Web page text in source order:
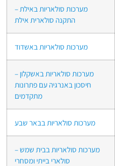
מערכות סולאריות באילת –
התקנה סולארית אילת
מערכות סולאריות באשדוד
מערכות סולאריות באשקלון –
חיסכון באנרגיה עם פתרונות
מתקדמים
מערכות סולאריות בבאר שבע
מערכות סולאריות בבית שמש –
סולארי בייתי ומסחרי